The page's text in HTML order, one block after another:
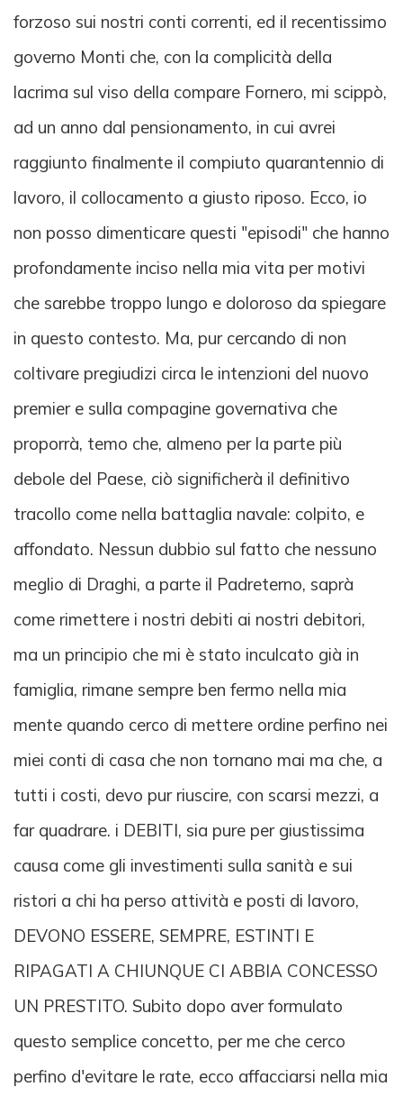
forzoso sui nostri conti correnti, ed il recentissimo
governo Monti che, con la complicità della
lacrima sul viso della compare Fornero, mi scippò,
ad un anno dal pensionamento, in cui avrei
raggiunto finalmente il compiuto quarantennio di
lavoro, il collocamento a giusto riposo. Ecco, io
non posso dimenticare questi "episodi" che hanno
profondamente inciso nella mia vita per motivi
che sarebbe troppo lungo e doloroso da spiegare
in questo contesto. Ma, pur cercando di non
coltivare pregiudizi circa le intenzioni del nuovo
premier e sulla compagine governativa che
proporrà, temo che, almeno per la parte più
debole del Paese, ciò significherà il definitivo
tracollo come nella battaglia navale: colpito, e
affondato. Nessun dubbio sul fatto che nessuno
meglio di Draghi, a parte il Padreterno, saprà
come rimettere i nostri debiti ai nostri debitori,
ma un principio che mi è stato inculcato già in
famiglia, rimane sempre ben fermo nella mia
mente quando cerco di mettere ordine perfino nei
miei conti di casa che non tornano mai ma che, a
tutti i costi, devo pur riuscire, con scarsi mezzi, a
far quadrare. i DEBITI, sia pure per giustissima
causa come gli investimenti sulla sanità e sui
ristori a chi ha perso attività e posti di lavoro,
DEVONO ESSERE, SEMPRE, ESTINTI E
RIPAGATI A CHIUNQUE CI ABBIA CONCESSO
UN PRESTITO. Subito dopo aver formulato
questo semplice concetto, per me che cerco
perfino d'evitare le rate, ecco affacciarsi nella mia